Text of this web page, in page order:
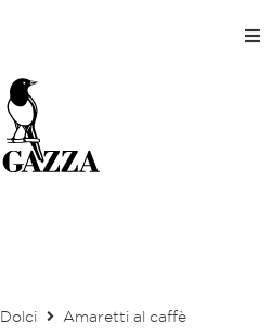
Home
Shops
Kontakt
Dolci Amaretti al caffè